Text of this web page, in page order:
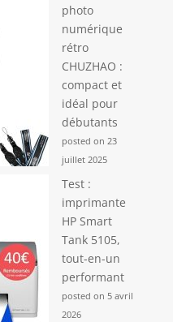
photo
numérique
rétro
CHUZHAO :
compact et
idéal pour
débutants
posted on 23
juillet 2025
Test :
imprimante
HP Smart
Tank 5105,
tout-en-un
performant
posted on 5 avril
2026